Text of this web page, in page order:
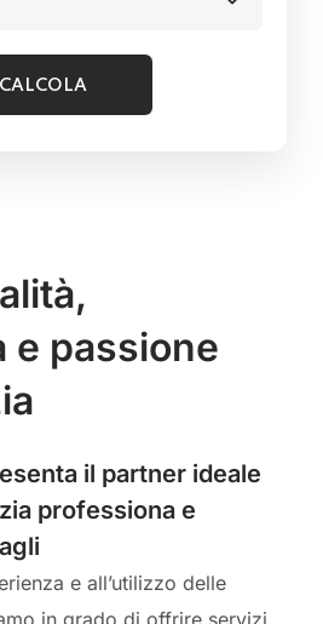
e passione
il partner ideale
professiona e
e all’utilizzo delle